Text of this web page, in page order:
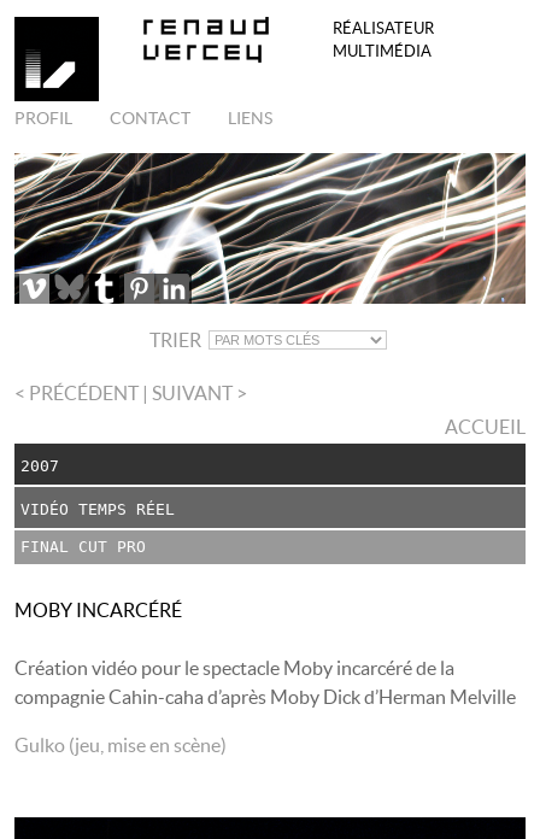
RÉALISATEUR
MULTIMÉDIA
PROFIL CONTACT LIENS
TRIER
< PRÉCÉDENT | SUIVANT >
ACCUEIL
2007
VIDÉO TEMPS RÉEL
FINAL CUT PRO
MOBY INCARCÉRÉ
Création vidéo pour le spectacle Moby incarcéré de la
compagnie Cahin-caha d’après Moby Dick d’Herman Melville
Gulko (jeu, mise en scène)